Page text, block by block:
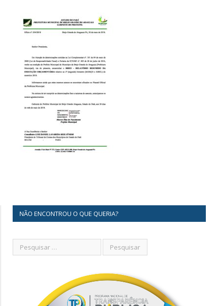
NÃO ENCONTROU O QUE QUERIA?